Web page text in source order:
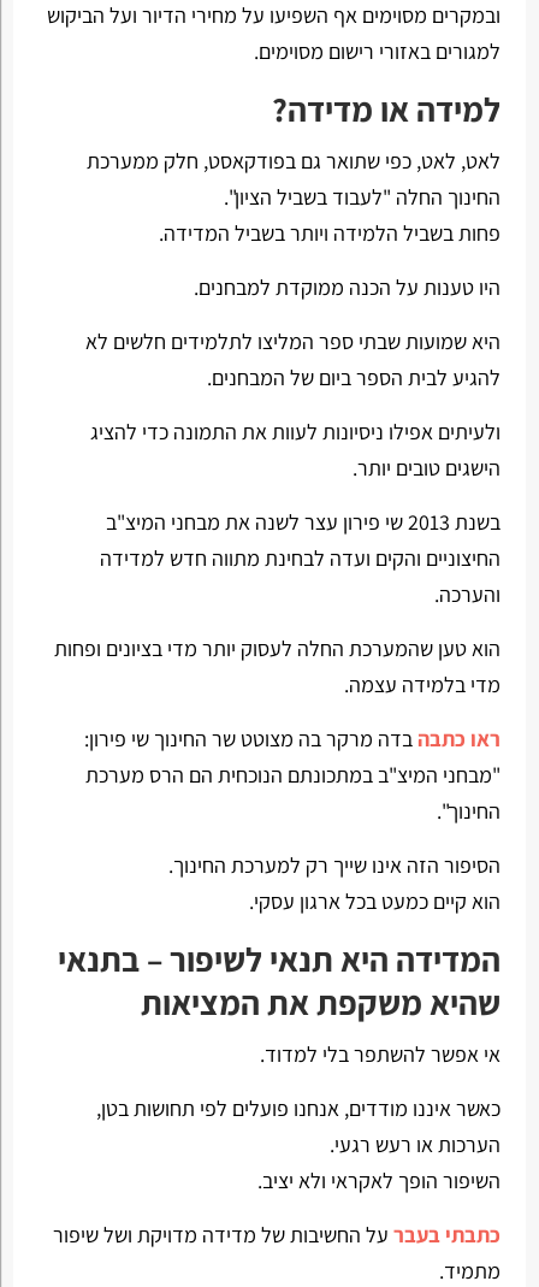
ובמקרים מסוימים אף השפיעו על מחירי הדיור ועל הביקוש
למגורים באזורי רישום מסוימים.
למידה או מדידה?
לאט, לאט, כפי שתואר גם בפודקאסט, חלק ממערכת
החינוך החלה "לעבוד בשביל הציון".
פחות בשביל הלמידה ויותר בשביל המדידה.
היו טענות על הכנה ממוקדת למבחנים.
היא שמועות שבתי ספר המליצו לתלמידים חלשים לא
להגיע לבית הספר ביום של המבחנים.
ולעיתים אפילו ניסיונות לעוות את התמונה כדי להציג
הישגים טובים יותר.
בשנת 2013 שי פירון עצר לשנה את מבחני המיצ"ב
החיצוניים והקים ועדה לבחינת מתווה חדש למדידה
והערכה.
הוא טען שהמערכת החלה לעסוק יותר מדי בציונים ופחות
מדי בלמידה עצמה.
ראו כתבהבדה מרקר בה מצוטט שר החינוך שי פירון:
"מבחני המיצ"ב במתכונתם הנוכחית הם הרס מערכת
החינוך".
הסיפור הזה אינו שייך רק למערכת החינוך.
הוא קיים כמעט בכל ארגון עסקי.
המדידה היא תנאי לשיפור – בתנאי
שהיא משקפת את המציאות
אי אפשר להשתפר בלי למדוד.
כאשר איננו מודדים, אנחנו פועלים לפי תחושות בטן,
הערכות או רעש רגעי.
השיפור הופך לאקראי ולא יציב.
כתבתי בעברעל החשיבות של מדידה מדויקת ושל שיפור
מתמיד.